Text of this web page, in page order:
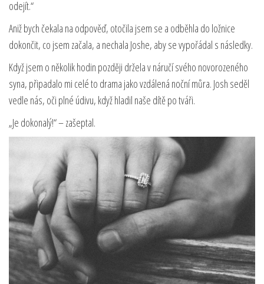
odejít.“
Aniž bych čekala na odpověď, otočila jsem se a odběhla do ložnice
dokončit, co jsem začala, a nechala Joshe, aby se vypořádal s následky.
Když jsem o několik hodin později držela v náručí svého novorozeného
syna, připadalo mi celé to drama jako vzdálená noční můra. Josh seděl
vedle nás, oči plné údivu, když hladil naše dítě po tváři.
„Je dokonalý!“ – zašeptal.